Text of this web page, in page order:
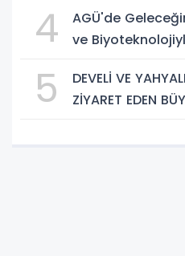
4
AGÜ'de
ve
5
DEVELİ VE
ZİYARET EDEN